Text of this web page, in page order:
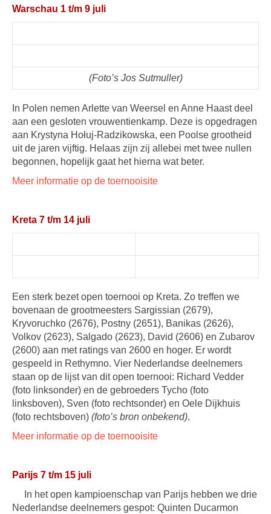
Warschau 1 t/m 9 juli
(Foto’s Jos Sutmuller)
In Polen nemen Arlette van Weersel en Anne Haast deel
aan een gesloten vrouwentienkamp. Deze is opgedragen
aan Krystyna Hołuj-Radzikowska, een Poolse grootheid
uit de jaren vijftig. Helaas zijn zij allebei met twee nullen
begonnen, hopelijk gaat het hierna wat beter.
Meer informatie op de toernooisite
Kreta 7 t/m 14 juli
Een sterk bezet open toernooi op Kreta. Zo treffen we
bovenaan de grootmeesters Sargissian (2679),
Kryvoruchko (2676), Postny (2651), Banikas (2626),
Volkov (2623), Salgado (2623), David (2606) en Zubarov
(2600) aan met ratings van 2600 en hoger. Er wordt
gespeeld in Rethymno. Vier Nederlandse deelnemers
staan op de lijst van dit open toernooi: Richard Vedder
(foto linksonder) en de gebroeders Tycho (foto
linksboven), Sven (foto rechtsonder) en Oele Dijkhuis
(foto rechtsboven) (foto’s bron onbekend).
Meer informatie op de toernooisite
Parijs 7 t/m 15 juli
In het open kampioenschap van Parijs hebben we drie
Nederlandse deelnemers gespot: Quinten Ducarmon